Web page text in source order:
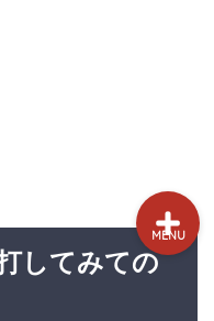
してみての
MENU